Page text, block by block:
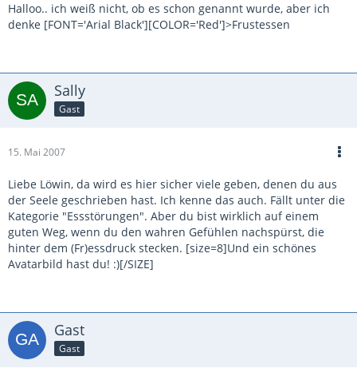
Halloo.. ich weiß nicht, ob es schon genannt wurde, aber ich
denke [FONT='Arial Black'][COLOR='Red']>Frustessen
Sally
Gast
15. Mai 2007
Liebe Löwin, da wird es hier sicher viele geben, denen du aus
der Seele geschrieben hast. Ich kenne das auch. Fällt unter die
Kategorie "Essstörungen". Aber du bist wirklich auf einem
guten Weg, wenn du den wahren Gefühlen nachspürst, die
hinter dem (Fr)essdruck stecken. [size=8]Und ein schönes
Avatarbild hast du! :)[/SIZE]
Gast
Gast